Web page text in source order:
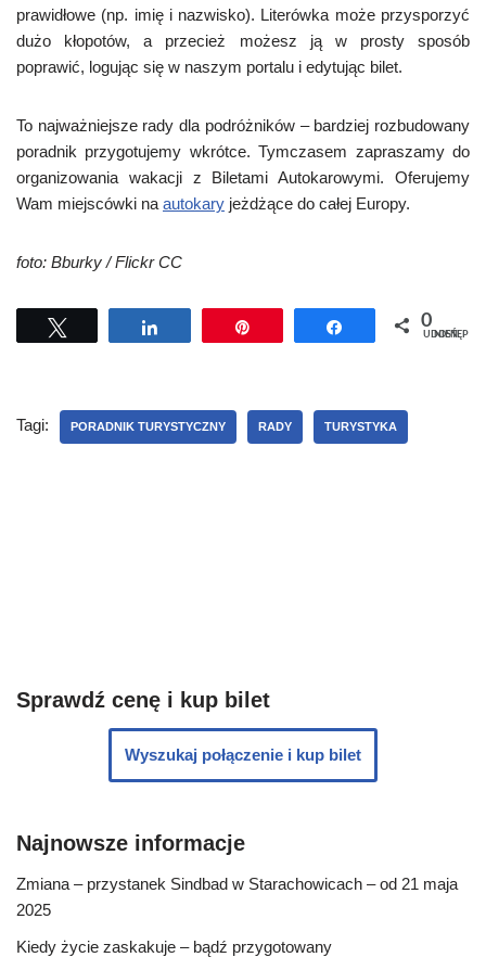
prawidłowe (np. imię i nazwisko). Literówka może przysporzyć
dużo kłopotów, a przecież możesz ją w prosty sposób
poprawić, logując się w naszym portalu i edytując bilet.
To najważniejsze rady dla podróżników – bardziej rozbudowany
poradnik przygotujemy wkrótce. Tymczasem zapraszamy do
organizowania wakacji z Biletami Autokarowymi. Oferujemy
Wam miejscówki na autokary jeżdżące do całej Europy.
foto: Bburky / Flickr CC
Udostępnij Udostępnij
0
UDOSTĘPNIEŃ
Tagi: PORADNIK TURYSTYCZNY RADY TURYSTYKA
Sprawdź cenę i kup bilet
Wyszukaj połączenie i kup bilet
Najnowsze informacje
Zmiana – przystanek Sindbad w Starachowicach – od 21 maja
2025
Kiedy życie zaskakuje – bądź przygotowany